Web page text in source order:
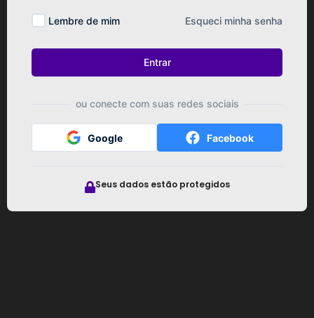
Google Facebook
ou conecte com suas redes sociais
Lembre de mim Esqueci minha senha
Entrar
Seus dados estão protegidos